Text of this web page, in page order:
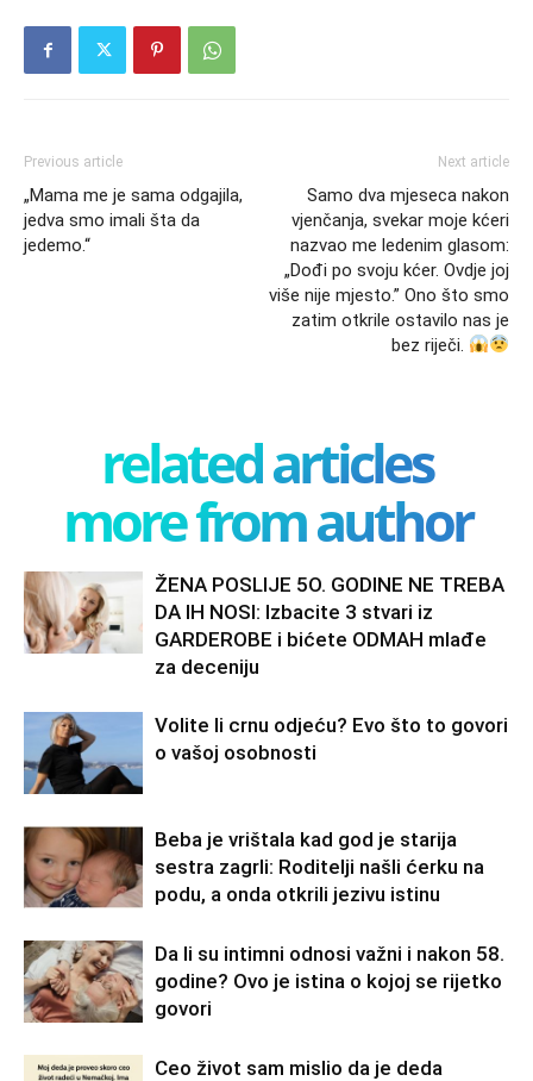
Previous article
„Mama me je sama odgajila,
jedva smo imali šta da
jedemo.“
Next article
Samo dva mjeseca nakon
vjenčanja, svekar moje kćeri
nazvao me ledenim glasom:
„Dođi po svoju kćer. Ovdje joj
više nije mjesto.” Ono što smo
zatim otkrile ostavilo nas je
bez riječi.
related articles
more from author
ŽENA POSLIJE 5O. GODINE NE TREBA
DA IH NOSI: Izbacite 3 stvari iz
GARDEROBE i bićete ODMAH mlađe
za deceniju
Volite li crnu odjeću? Evo što to govori
o vašoj osobnosti
Beba je vrištala kad god je starija
sestra zagrli: Roditelji našli ćerku na
podu, a onda otkrili jezivu istinu
Da li su intimni odnosi važni i nakon 58.
godine? Ovo je istina o kojoj se rijetko
govori
Ceo život sam mislio da je deda